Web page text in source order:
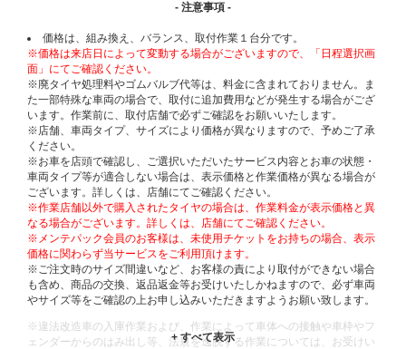
- 注意事項 -
価格は、組み換え、バランス、取付作業１台分です。
※価格は来店日によって変動する場合がございますので、「日程選択画
面」にてご確認ください。
※廃タイヤ処理料やゴムバルブ代等は、料金に含まれておりません。ま
た一部特殊な車両の場合で、取付に追加費用などが発生する場合がござ
います。作業前に、取付店舗で必ずご確認をお願いいたします。
※店舗、車両タイプ、サイズにより価格が異なりますので、予めご了承
ください。
※お車を店頭で確認し、ご選択いただいたサービス内容とお車の状態・
車両タイプ等が適合しない場合は、表示価格と作業価格が異なる場合が
ございます。詳しくは、店舗にてご確認ください。
※作業店舗以外で購入されたタイヤの場合は、作業料金が表示価格と異
なる場合がございます。詳しくは、店舗にてご確認ください。
※メンテパック会員のお客様は、未使用チケットをお持ちの場合、表示
価格に関わらず当サービスをご利用頂けます。
※ご注文時のサイズ間違いなど、お客様の責により取付ができない場合
も含め、商品の交換、返品返金等お受けいたしかねますので、必ず車両
やサイズ等をご確認の上お申し込みいただきますようお願い致します。
※違法改造車の入庫作業および、作業によって車体への接触や車枠やフ
ェンダーからのはみ出し等、法規を逸脱する作業については、お受けい